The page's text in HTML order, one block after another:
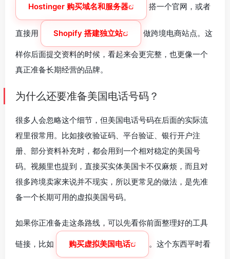
Hostinger 购买域名和服务器 搭一个官网，或者
直接用 Shopify 搭建独立站 做跨境电商站点。这
样你后面提交资料的时候，看起来会更完整，也更像一个
真正准备长期经营的品牌。
为什么还要准备美国电话号码？
很多人会忽略这个细节，但美国电话号码在后面的实际流
程里很常用。比如接收验证码、平台验证、银行开户注
册、部分资料补充时，都会用到一个相对稳定的美国号
码。视频里也提到，直接买实体美国卡不仅麻烦，而且对
很多跨境卖家来说并不现实，所以更常见的做法，是先准
备一个长期可用的虚拟美国号码。
如果你正准备走这条路线，可以先看你前面整理好的工具
链接，比如 购买虚拟美国电话 。这个东西平时看